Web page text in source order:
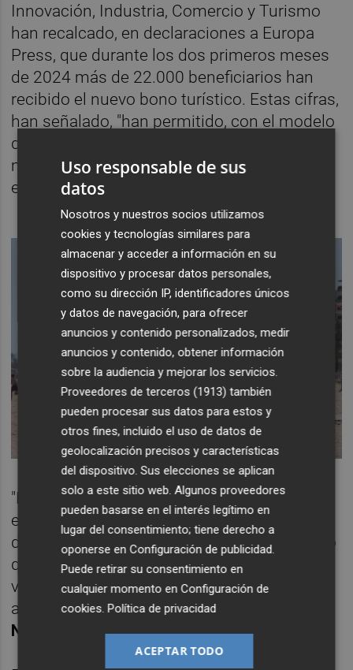
Innovación, Industria, Comercio y Turismo
han recalcado, en declaraciones a Europa
Press, que durante los dos primeros meses
de 2024 más de 22.000 beneficiarios han
recibido el nuevo bono turístico. Estas cifras,
han señalado, "han permitido, con el modelo
de un mínimo de tres pernoctaciones,
maximizar el empleo y el impacto
económico en los municipios".
"Nos mostramos muy sorprendidos de que
el PSPV esté en contra de mejorar los ratios
de empleabilidad del sector, cuando lo único
que demuestran los datos es que el bono
viaje se podía gestionar mucho mejor", han
agregado desde el departamento que dirige
Nuria Montes.
Uso responsable de sus
datos
Nosotros y nuestros socios utilizamos
cookies y tecnologías similares para
almacenar y acceder a información en su
dispositivo y procesar datos personales,
como su dirección IP, identificadores únicos
y datos de navegación, para ofrecer
anuncios y contenido personalizados, medir
anuncios y contenido, obtener información
sobre la audiencia y mejorar los servicios.
Proveedores de terceros (1913) también
pueden procesar sus datos para estos y
otros fines, incluido el uso de datos de
geolocalización precisos y características
del dispositivo. Sus elecciones se aplican
solo a este sitio web. Algunos proveedores
pueden basarse en el interés legítimo en
lugar del consentimiento; tiene derecho a
oponerse enConfiguración de publicidad.
Puede retirar su consentimiento en
cualquier momento enConfiguración de
cookies.Política de privacidad
ACEPTAR TODO